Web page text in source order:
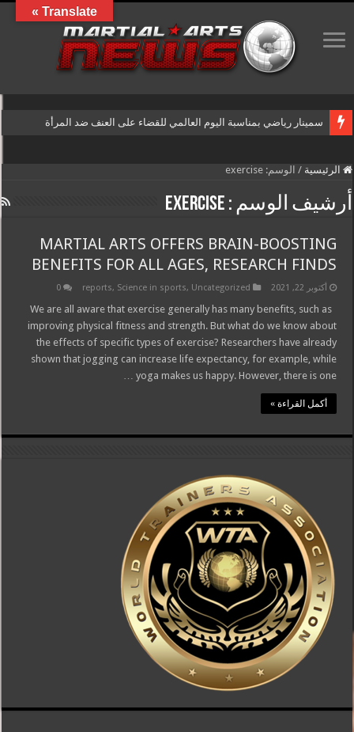
سمينار رياضي بمناسبة اليوم العالمي للقضاء على العنف ضد المرأة
الرئيسية / الوسم:exercise
أرشيف الوسم : exercise
MARTIAL ARTS OFFERS BRAIN-BOOSTING
BENEFITS FOR ALL AGES, RESEARCH FINDS
أكتوبر 22, 2021 reports, Science in sports, Uncategorized
0
We are all aware that exercise generally has many benefits, such as
improving physical fitness and strength. But what do we know about
the effects of specific types of exercise? Researchers have already
shown that jogging can increase life expectancy, for example, while
yoga makes us happy. However, there is one …
أكمل القراءة »
Translate »